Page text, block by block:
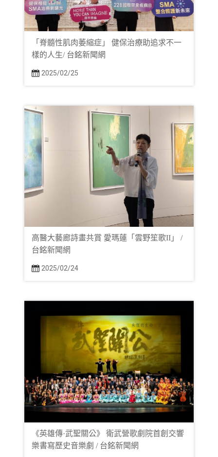
「脊髓性肌肉萎縮症」 健保治療助追求不一
樣的人生/ 台銘新聞網
2025/02/25
高醫大藝廊詩畫共賞 愛瑪蓮「雲野笙歌II」 /
台銘新聞網
2025/02/24
《英雄傳·武聖關公》 衛武營歌劇院首創交響
樂書寫歷史音樂劇 / 台銘新聞網